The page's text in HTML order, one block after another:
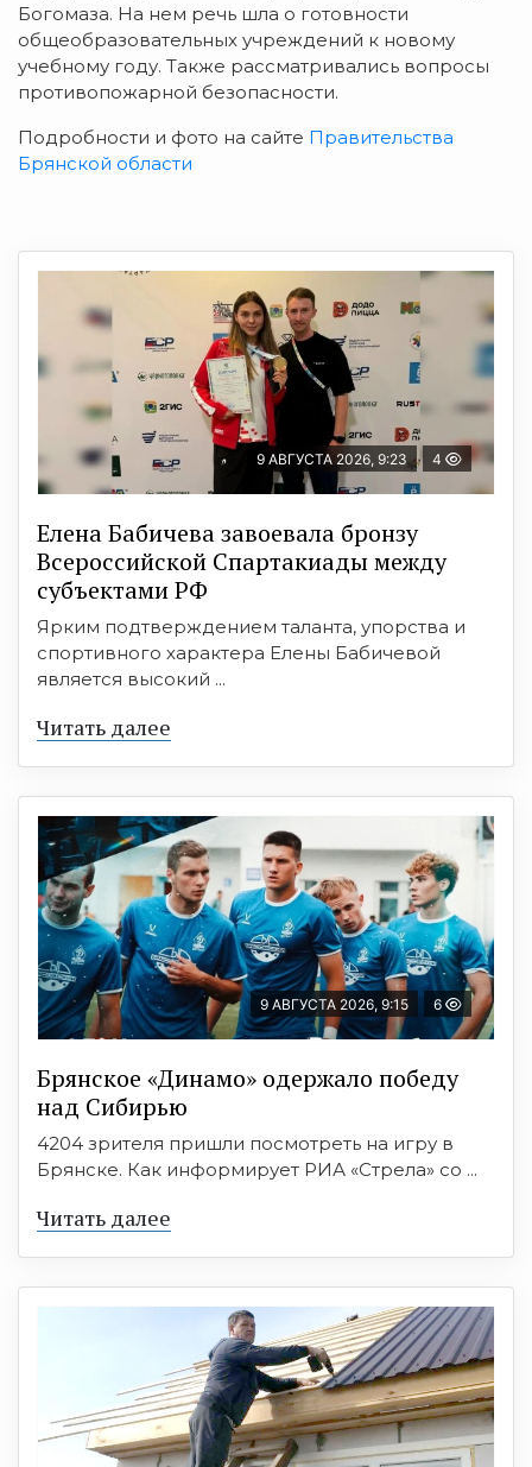
Богомаза. На нем речь шла о готовности
общеобразовательных учреждений к новому
учебному году. Также рассматривались вопросы
противопожарной безопасности.
Подробности и фото на сайте Правительства
Брянской области
9 АВГУСТА 2026, 9:23 4
Елена Бабичева завоевала бронзу
Всероссийской Спартакиады между
субъектами РФ
Ярким подтверждением таланта, упорства и
спортивного характера Елены Бабичевой
является высокий ...
Читать далее
9 АВГУСТА 2026, 9:15 6
Брянское «Динамо» одержало победу
над Сибирью
4204 зрителя пришли посмотреть на игру в
Брянске. Как информирует РИА «Стрела» со ...
Читать далее